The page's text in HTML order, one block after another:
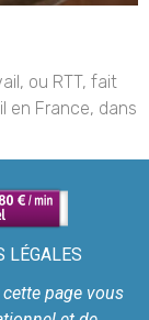
ou RTT, fait
en France, dans
LÉGALES
page vous